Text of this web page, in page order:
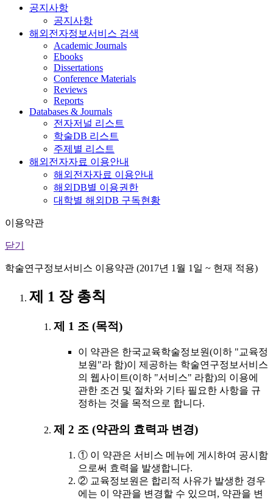
공지사항
공지사항
해외전자정보서비스 검색
Academic Journals
Ebooks
Dissertations
Conference Materials
Reviews
Reports
Databases & Journals
전자저널 리스트
학술DB 리스트
주제별 리스트
해외전자자료 이용안내
해외전자자료 이용안내
해외DB별 이용권한
대학별 해외DB 구독현황
이용약관
닫기
학술연구정보서비스 이용약관 (2017년 1월 1일 ~ 현재 적용)
제 1 장 총칙
제 1 조 (목적)
이 약관은 한국교육학술정보원(이하 "교육정
보원"라 함)이 제공하는 학술연구정보서비스
의 웹사이트(이하 "서비스" 라함)의 이용에
관한 조건 및 절차와 기타 필요한 사항을 규
정하는 것을 목적으로 합니다.
제 2 조 (약관의 효력과 변경)
① 이 약관은 서비스 메뉴에 게시하여 공시함
으로써 효력을 발생합니다.
② 교육정보원은 합리적 사유가 발생한 경우
에는 이 약관을 변경할 수 있으며, 약관을 변